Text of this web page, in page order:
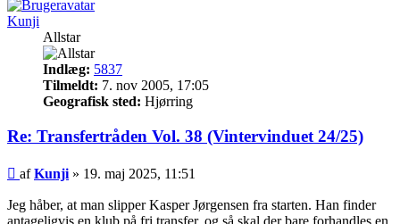
Kunji
Allstar
Indlæg: 5837
Tilmeldt: 7. nov 2005, 17:05
Geografisk sted: Hjørring
Re: Transfertråden Vol. 38 (Vintervinduet 24/25)
Indlæg
afKunji » 19. maj 2025, 11:51
Jeg håber, at man slipper Kasper Jørgensen fra starten. Han finder
antageligvis en klub på fri transfer, og så skal der bare forhandles en